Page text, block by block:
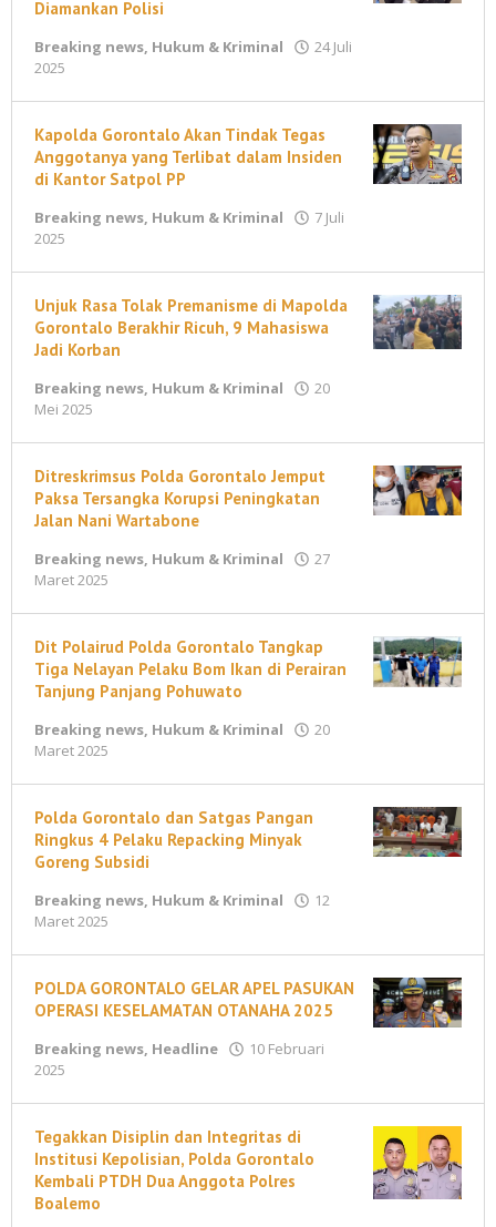
Diamankan Polisi
Breaking news, Hukum & Kriminal
24 Juli
2025
Kapolda Gorontalo Akan Tindak Tegas
Anggotanya yang Terlibat dalam Insiden
di Kantor Satpol PP
Breaking news, Hukum & Kriminal
7 Juli
2025
Unjuk Rasa Tolak Premanisme di Mapolda
Gorontalo Berakhir Ricuh, 9 Mahasiswa
Jadi Korban
Breaking news, Hukum & Kriminal
20
Mei 2025
Ditreskrimsus Polda Gorontalo Jemput
Paksa Tersangka Korupsi Peningkatan
Jalan Nani Wartabone
Breaking news, Hukum & Kriminal
27
Maret 2025
Dit Polairud Polda Gorontalo Tangkap
Tiga Nelayan Pelaku Bom Ikan di Perairan
Tanjung Panjang Pohuwato
Breaking news, Hukum & Kriminal
20
Maret 2025
Polda Gorontalo dan Satgas Pangan
Ringkus 4 Pelaku Repacking Minyak
Goreng Subsidi
Breaking news, Hukum & Kriminal
12
Maret 2025
POLDA GORONTALO GELAR APEL PASUKAN
OPERASI KESELAMATAN OTANAHA 2025
Breaking news, Headline
10 Februari
2025
Ahmad
Tegakkan Disiplin dan Integritas di
Institusi Kepolisian, Polda Gorontalo
Kembali PTDH Dua Anggota Polres
Boalemo